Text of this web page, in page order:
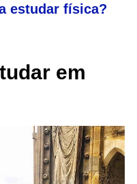
estudar física?
em